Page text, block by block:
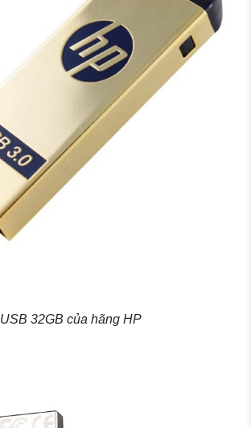
USB 32GB của hãng HP